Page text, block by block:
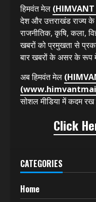
हिमवंत मेल
देश और उत्तराखंड राज्य के
राजनीतिक, कृषि, कला,
खबरों को प्रमुखता से
बार खबरों के असर के रूप
अब हिमवंत मेल
सोशल मीडिया में कदम रख
Click
CATEGORIES
Home